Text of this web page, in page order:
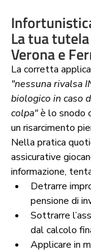
La tua
Verona e
La corretta
"nessuna rivalsa
biologico in caso
colpa" è lo snodo
un risarcimento
Nella pratica
assicurative
informazione,
Detrarre
pensione di
Sottrarre
dal calcolo
Applicare in